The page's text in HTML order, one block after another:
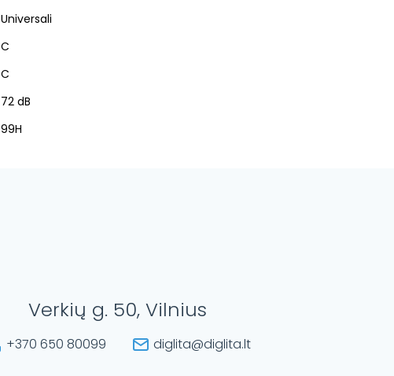
Universali
C
C
72 dB
99H
Verkių g. 50, Vilnius
+370 650 80099 diglita@diglita.lt